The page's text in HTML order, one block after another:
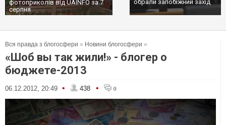
фотоприколів від UAINFO за 7
серпня
обрали запобіжний захід
Вся правда з блогосфери » Новини блогосфери »
«Шоб вы так жили!» - блогер о
бюджете-2013
06.12.2012, 20:49 • 438 • 0